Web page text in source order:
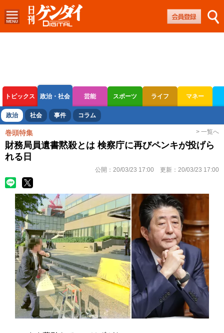
トピックス 政治・社会 芸能 スポーツ ライフ マネー
ボートレース 競輪 オートレース
政治 社会 事件 コラム
巻頭特集 > 一覧へ
財務局員遺書黙殺とは 検察庁に再びペンキが投げら
れる日
公開： 20/03/23 17:00 更新： 20/03/23 17:00